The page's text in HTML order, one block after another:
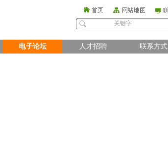
电子论坛 人才招聘 联系方式